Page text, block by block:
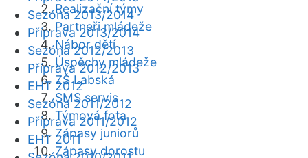
Realizační týmy
Partneři mládeže
Nábor dětí
Úspěchy mládeže
ZŠ Labská
SMS servis
Týmová fota
Zápasy juniorů
Zápasy dorostu
Sezóna 2013/2014
Příprava 2013/2014
Sezóna 2012/2013
Příprava 2012/2013
EHT 2012
Sezóna 2011/2012
Příprava 2011/2012
EHT 2011